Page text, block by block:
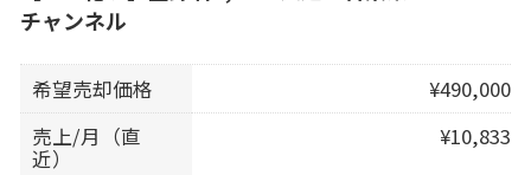
チャンネル
希望売却価格
¥490,000
売上/月（直
近）
¥10,833